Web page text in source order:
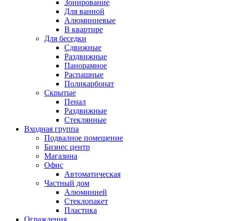
Зонирование
Для ванной
Алюминиевые
В квартире
Для беседки
Сдвижные
Раздвижные
Панорамное
Распашные
Поликарбонат
Скрытые
Пенал
Раздвижные
Стеклянные
Входная группа
Подвалное помещение
Бизнес центр
Магазина
Офис
Автоматическая
Частный дом
Алюминией
Стеклопакет
Пластика
Ограждения